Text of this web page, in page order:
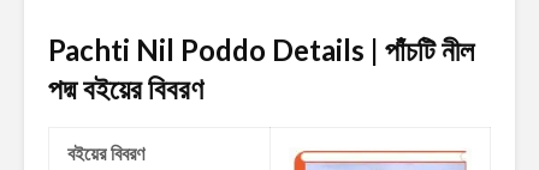
Pachti Nil Poddo Details | পাঁচটি নীল
পদ্মবইয়ের বিবরণ
বইয়ের বিবরণ